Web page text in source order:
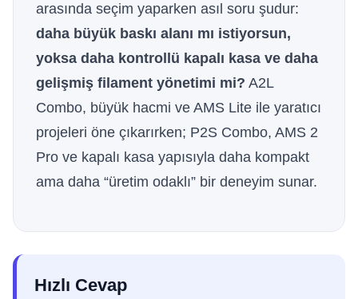
arasında seçim yaparken asıl soru şudur:
daha büyük baskı alanı mı istiyorsun,
yoksa daha kontrollü kapalı kasa ve daha
gelişmiş filament yönetimi mi? A2L
Combo, büyük hacmi ve AMS Lite ile yaratıcı
projeleri öne çıkarırken; P2S Combo, AMS 2
Pro ve kapalı kasa yapısıyla daha kompakt
ama daha “üretim odaklı” bir deneyim sunar.
Hızlı Cevap